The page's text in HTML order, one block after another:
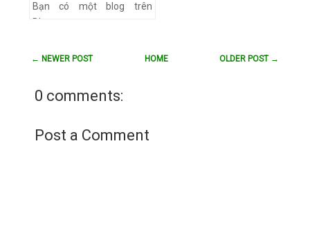
Bạn có một blog trên
Blogger
giờ, bạn muốn chuyển nó
server riêng như abc.com.
← NEWER POST OLDER POST →
HOME
0 comments:
Post a Comment